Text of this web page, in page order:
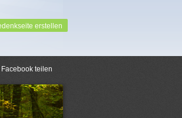
erstellen
teilen